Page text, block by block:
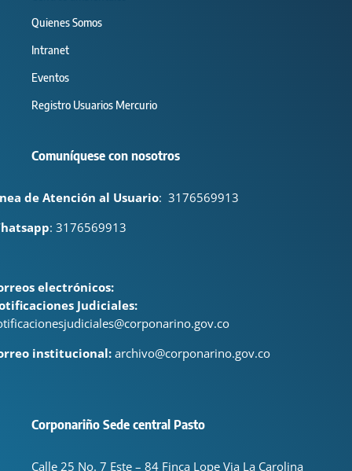
Quienes Somos
Intranet
Eventos
Registro Usuarios Mercurio
Comuníquese con nosotros
de Atención al Usuario: 3176569913
: 3176569913
electrónicos:
Judiciales:
institucional: archivo@corponarino.gov.co
Corponariño Sede central Pasto
Calle 25 No. 7 Este – 84 Finca Lope Via La Carolina